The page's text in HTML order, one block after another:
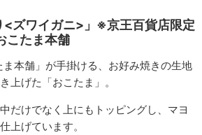
<ズワイガニ>」※京王百貨店限定
こたま本舗
本舗」が手掛ける、お好み焼きの生地
上げた「おこたま」。
だけでなく上にもトッピングし、マヨ
上げています。